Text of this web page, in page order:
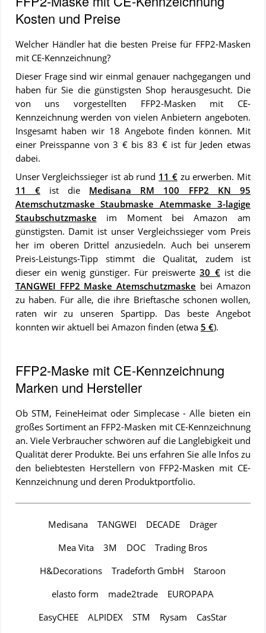
Kosten und Preise
Welcher Händler hat die besten Preise für FFP2-Masken
mit CE-Kennzeichnung?
Dieser Frage sind wir einmal genauer nachgegangen und
haben für Sie die günstigsten Shop herausgesucht. Die
von uns vorgestellten FFP2-Masken mit CE-
Kennzeichnung werden von vielen Anbietern angeboten.
Insgesamt haben wir 18 Angebote finden können. Mit
einer Preisspanne von 3 € bis 83 € ist für Jeden etwas
dabei.
Unser Vergleichssieger ist ab rund 11 €zu erwerben. Mit
11 €ist die Medisana RM 100 FFP2 KN 95
Atemschutzmaske Staubmaske Atemmaske 3-lagige
Staubschutzmaske im Moment bei Amazon am
günstigsten. Damit ist unser Vergleichssieger vom Preis
her im oberen Drittel anzusiedeln. Auch bei unserem
Preis-Leistungs-Tipp stimmt die Qualität, zudem ist
dieser ein wenig günstiger. Für preiswerte30 €ist die
TANGWEI FFP2 Maske Atemschutzmaske bei Amazon
zu haben. Für alle, die ihre Brieftasche schonen wollen,
raten wir zu unseren Spartipp. Das beste Angebot
konnten wir aktuell bei Amazon finden (etwa 5 €).
FFP2-Maske mit CE-Kennzeichnung
Marken und Hersteller
Ob STM, FeineHeimat oder Simplecase - Alle bieten ein
großes Sortiment an FFP2-Masken mit CE-Kennzeichnung
an. Viele Verbraucher schwören auf die Langlebigkeit und
Qualität derer Produkte. Bei uns erfahren Sie alle Infos zu
den beliebtesten Herstellern von FFP2-Masken mit CE-
Kennzeichnung und deren Produktportfolio.
Medisana TANGWEI DECADE Dräger
Mea Vita 3M DOC Trading Bros
H&Decorations Tradeforth GmbH Staroon
elasto form made2trade EUROPAPA
EasyCHEE ALPIDEX STM Rysam CasStar